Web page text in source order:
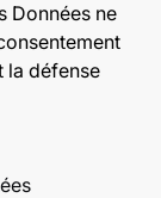
Données ne
la défense